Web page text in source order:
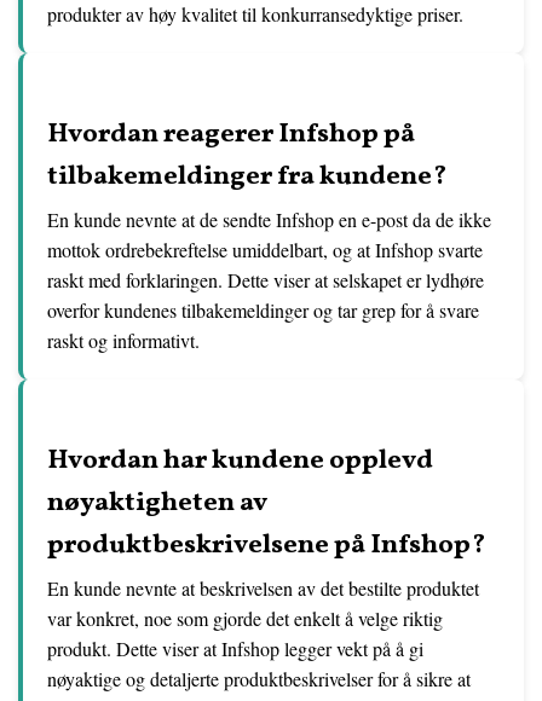
produkter av høy kvalitet til konkurransedyktige priser.
Hvordan reagerer Infshop på
tilbakemeldinger fra kundene?
En kunde nevnte at de sendte Infshop en e-post da de ikke
mottok ordrebekreftelse umiddelbart, og at Infshop svarte
raskt med forklaringen. Dette viser at selskapet er lydhøre
overfor kundenes tilbakemeldinger og tar grep for å svare
raskt og informativt.
Hvordan har kundene opplevd
nøyaktigheten av
produktbeskrivelsene på Infshop?
En kunde nevnte at beskrivelsen av det bestilte produktet
var konkret, noe som gjorde det enkelt å velge riktig
produkt. Dette viser at Infshop legger vekt på å gi
nøyaktige og detaljerte produktbeskrivelser for å sikre at